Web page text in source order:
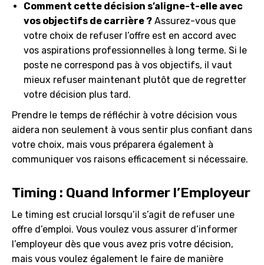
Comment cette décision s’aligne-t-elle avec
vos objectifs de carrière ? Assurez-vous que
votre choix de refuser l’offre est en accord avec
vos aspirations professionnelles à long terme. Si le
poste ne correspond pas à vos objectifs, il vaut
mieux refuser maintenant plutôt que de regretter
votre décision plus tard.
Prendre le temps de réfléchir à votre décision vous
aidera non seulement à vous sentir plus confiant dans
votre choix, mais vous préparera également à
communiquer vos raisons efficacement si nécessaire.
Timing : Quand Informer l’Employeur
Le timing est crucial lorsqu’il s’agit de refuser une
offre d’emploi. Vous voulez vous assurer d’informer
l’employeur dès que vous avez pris votre décision,
mais vous voulez également le faire de manière